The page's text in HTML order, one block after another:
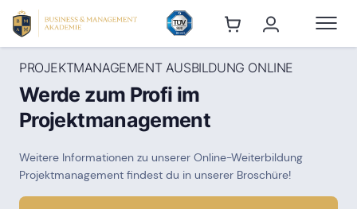
PROJEKTMANAGEMENT AUSBILDUNG ONLINE
Werde zum Profi im
Projektmanagement
Weitere Informationen zu unserer Online-Weiterbildung
Projektmanagement findest du in unserer Broschüre!